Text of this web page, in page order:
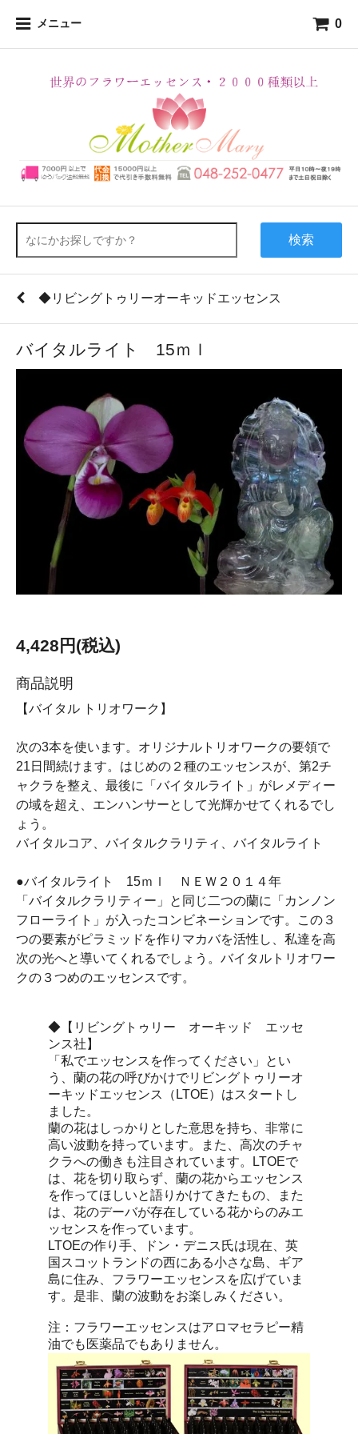
メニュー 0
検索
◆リビングトゥリーオーキッドエッセンス
バイタルライト 15ｍｌ
4,428円(税込)
商品説明
【バイタル トリオワーク】
次の3本を使います。オリジナルトリオワークの要領で
21日間続けます。はじめの２種のエッセンスが、第2チ
ャクラを整え、最後に「バイタルライト」がレメディー
の域を超え、エンハンサーとして光輝かせてくれるでし
ょう。
バイタルコア、バイタルクラリティ、バイタルライト
●バイタルライト 15ｍｌ ＮＥＷ２０１４年
「バイタルクラリティー」と同じ二つの蘭に「カンノン
フローライト」が入ったコンビネーションです。この３
つの要素がピラミッドを作りマカバを活性し、私達を高
次の光へと導いてくれるでしょう。バイタルトリオワー
クの３つめのエッセンスです。
◆【リビングトゥリー オーキッド エッセ
ンス社】
「私でエッセンスを作ってください」とい
う、蘭の花の呼びかけでリビングトゥリーオ
ーキッドエッセンス（LTOE）はスタートし
ました。
蘭の花はしっかりとした意思を持ち、非常に
高い波動を持っています。また、高次のチャ
クラへの働きも注目されています。LTOEで
は、花を切り取らず、蘭の花からエッセンス
を作ってほしいと語りかけてきたもの、また
は、花のデーバが存在している花からのみエ
ッセンスを作っています。
LTOEの作り手、ドン・デニス氏は現在、英
国スコットランドの西にある小さな島、ギア
島に住み、フラワーエッセンスを広げていま
す。是非、蘭の波動をお楽しみください。
注：フラワーエッセンスはアロマセラピー精
油でも医薬品でもありません。